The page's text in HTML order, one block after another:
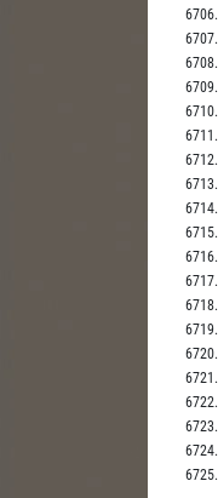
6706.
6707.
6708.
6709.
6710.
6711 .
6712.
6713.
6714.
6715.
6716.
6717.
6718.
6719.
6720.
6721 .
6722.
6723.
6724.
6725.